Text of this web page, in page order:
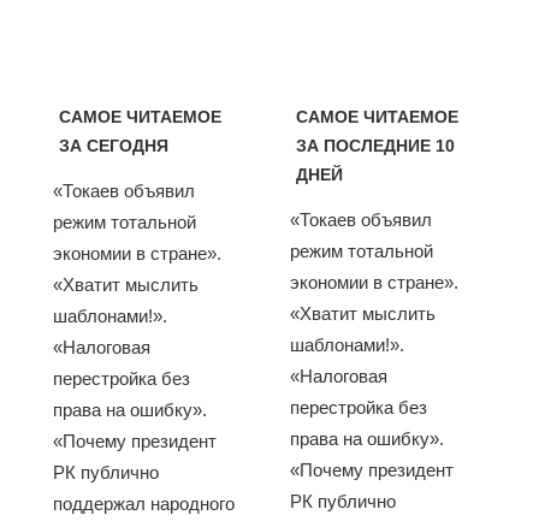
САМОЕ ЧИТАЕМОЕ
ЗА СЕГОДНЯ
«Токаев объявил
режим тотальной
экономии в стране».
«Хватит мыслить
шаблонами!».
«Налоговая
перестройка без
права на ошибку».
«Почему президент
РК публично
поддержал народного
САМОЕ ЧИТАЕМОЕ
ЗА ПОСЛЕДНИЕ 10
ДНЕЙ
«Токаев объявил
режим тотальной
экономии в стране».
«Хватит мыслить
шаблонами!».
«Налоговая
перестройка без
права на ошибку».
«Почему президент
РК публично